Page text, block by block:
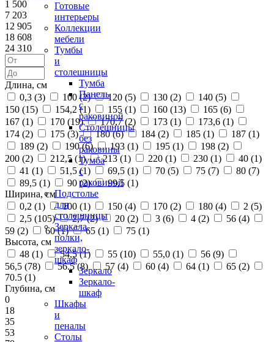
Готовые
интерьеры
Коллекции
мебели
Тумбы
и
столешницы
Тумба
Панель
с
раковиной
Столешницы
без
раковины
Тумба
с
раковиной
Подстолье
для
столешницы
Зеркала,
полки,
зеркало-
шкаф
Зеркало
Зеркало-
шкаф
Шкафы
и
пеналы
Столы
1 500
7 203
12 905
18 608
24 310
Длина, см
0,3 (3) 100 (2) 120 (5) 130 (2) 140 (5)
150 (15) 154,2 (1) 155 (1) 160 (13) 165 (6)
167 (1) 170 (19) 170,7 (2) 173 (1) 173,6 (1)
174 (2) 175 (3) 180 (6) 184 (2) 185 (1) 187 (1)
189 (2) 190 (6) 193 (1) 195 (1) 198 (2)
200 (2) 212,5 (1) 213 (1) 220 (1) 230 (1) 40 (1)
41 (1) 51,5 (1) 69,5 (1) 70 (5) 75 (7) 80 (7)
89,5 (1) 90 (2) 99,5 (1)
Ширина, см
0,2 (1) 100 (1) 150 (4) 170 (2) 180 (4) 2 (5)
2,5 (105) 2,7 (2) 20 (2) 3 (6) 4 (2) 56 (4)
59 (2) 60 (1) 65 (1) 75 (1)
Высота, см
48 (1) 54,5 (1) 55 (10) 55,0 (1) 56 (9)
56,5 (78) 56.5 (8) 57 (4) 60 (4) 64 (1) 65 (2)
70.5 (1)
Глубина, см
0
18
35
53